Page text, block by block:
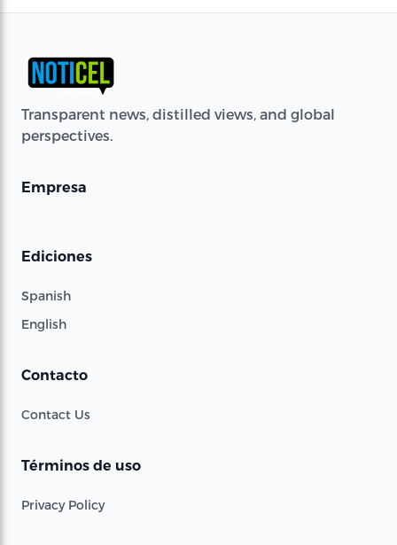
Transparent news, distilled views, and global
perspectives.
Empresa
Ediciones
Spanish
English
Contacto
Contact Us
Términos de uso
Privacy Policy